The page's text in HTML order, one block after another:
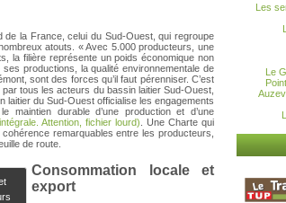
la France, celui du Sud-Ouest, qui regroupe
atouts. « Avec 5.000 producteurs, une
la filière représente un poids économique non
productions, la qualité environnementale de
sont des forces qu’il faut pérenniser. C’est
tous les acteurs du bassin laitier Sud-Ouest,
laitier du Sud-Ouest officialise les engagements
durable d’une production et d’une
Attention, fichier lourd)
. Une Charte qui
remarquables entre les producteurs,
de route.
Consommation locale et
export
Les
Le